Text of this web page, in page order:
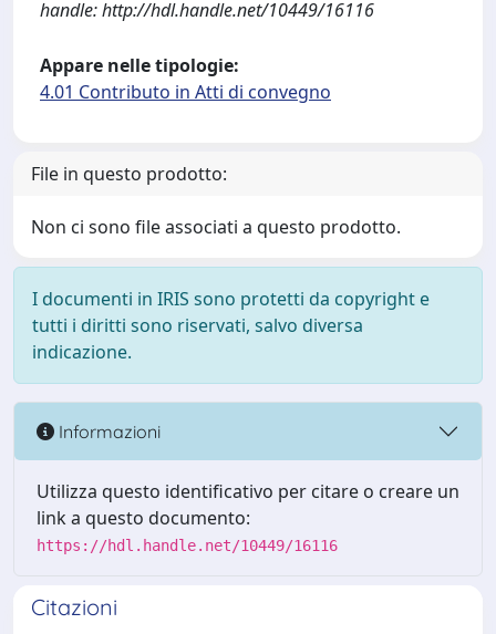
handle: http://hdl.handle.net/10449/16116
Appare nelle tipologie:
4.01 Contributo in Atti di convegno
File in questo prodotto:
Non ci sono file associati a questo prodotto.
I documenti in IRIS sono protetti da copyright e
tutti i diritti sono riservati, salvo diversa
indicazione.
Informazioni
Utilizza questo identificativo per citare o creare un
link a questo documento:
https://hdl.handle.net/10449/16116
Citazioni